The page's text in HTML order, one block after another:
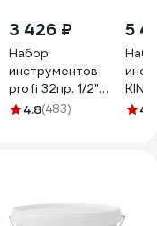
3 426 ₽
Набор
инструментов
profi 32пр. 1/2"
(6гр)(4-32мм)
4.8(483)
5
4.7